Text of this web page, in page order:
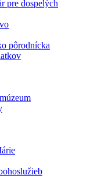
pre dospelých
pôrodnícka